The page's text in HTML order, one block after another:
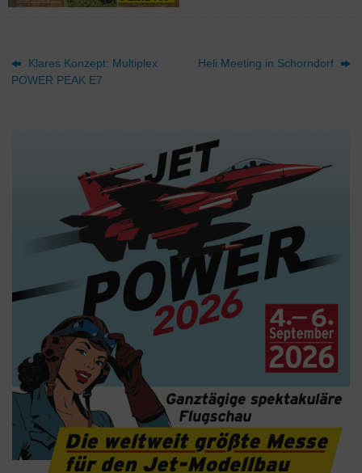
Klares Konzept: Multiplex
POWER PEAK E7
Heli Meeting in Schorndorf